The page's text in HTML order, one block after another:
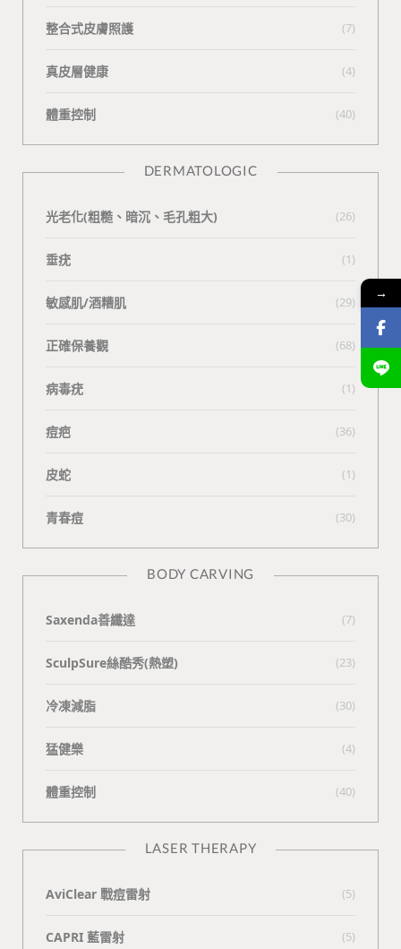
整合式皮膚照護 (7)
真皮層健康 (4)
體重控制 (40)
DERMATOLOGIC
光老化(粗糙、暗沉、毛孔粗大) (26)
垂疣 (1)
敏感肌/酒糟肌 (29)
正確保養觀 (68)
病毒疣 (1)
痘疤 (36)
皮蛇 (1)
青春痘 (30)
BODY CARVING
Saxenda善纖達 (7)
SculpSure絲酷秀(熱塑) (23)
冷凍減脂 (30)
猛健樂 (4)
體重控制 (40)
LASER THERAPY
AviClear 戰痘雷射 (5)
CAPRI 藍雷射 (5)
→